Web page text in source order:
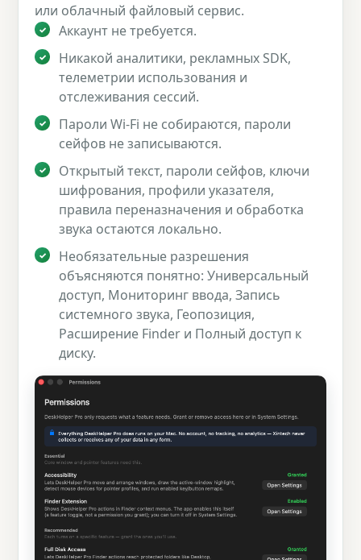
или облачный файловый сервис.
Аккаунт не требуется.
Никакой аналитики, рекламных SDK,
телеметрии использования и
отслеживания сессий.
Пароли Wi-Fi не собираются, пароли
сейфов не записываются.
Открытый текст, пароли сейфов, ключи
шифрования, профили указателя,
правила переназначения и обработка
звука остаются локально.
Необязательные разрешения
объясняются понятно: Универсальный
доступ, Мониторинг ввода, Запись
системного звука, Геопозиция,
Расширение Finder и Полный доступ к
диску.